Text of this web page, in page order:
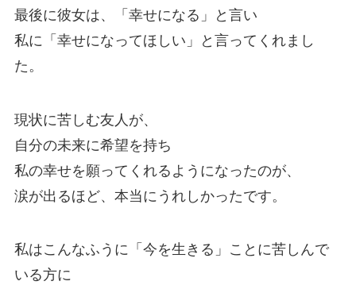
最後に彼女は、「幸せになる」と言い
私に「幸せになってほしい」と言ってくれまし
た。
現状に苦しむ友人が、
自分の未来に希望を持ち
私の幸せを願ってくれるようになったのが、
涙が出るほど、本当にうれしかったです。
私はこんなふうに「今を生きる」ことに苦しんで
いる方に